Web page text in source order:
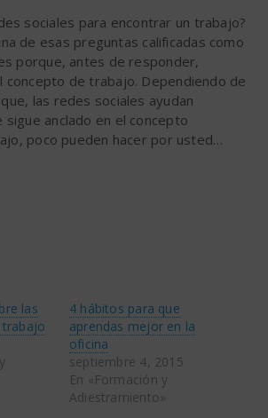
sociales para encontrar un trabajo?
de esas preguntas calificadas como
porque, antes de responder,
concepto de trabajo. Dependiendo de
las redes sociales ayudan
sigue anclado en el concepto
poco pueden hacer por usted…
las
trabajo
4 hábitos para que
aprendas mejor en la
oficina
septiembre 4, 2015
En «Formación y
Adiestramiento»